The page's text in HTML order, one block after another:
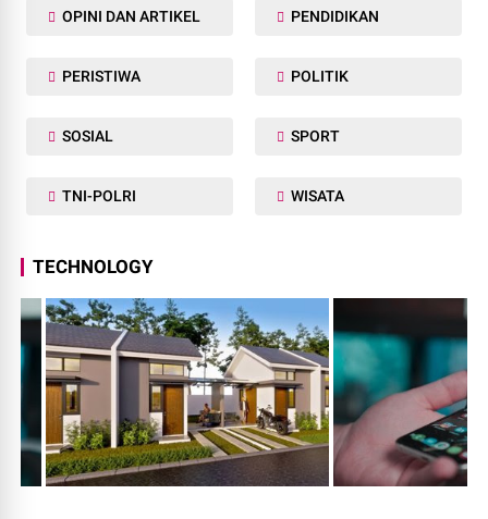
OPINI DAN ARTIKEL PENDIDIKAN
PERISTIWA POLITIK
SOSIAL SPORT
TNI-POLRI WISATA
TECHNOLOGY